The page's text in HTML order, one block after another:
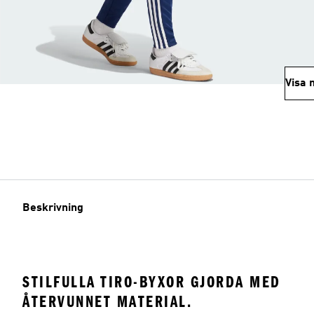
Visa
Beskrivning
STILFULLA TIRO-BYXOR GJORDA MED
ÅTERVUNNET MATERIAL.